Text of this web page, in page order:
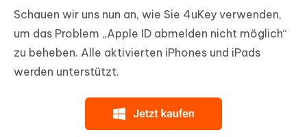
Schauen wir uns nun an, wie Sie 4uKey verwenden,
um das Problem „Apple ID abmelden nicht möglich“
zu beheben. Alle aktivierten iPhones und iPads
werden unterstützt.